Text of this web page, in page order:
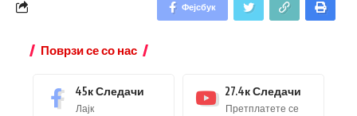
Фејсбук
Поврзи се со нас
45кСледачи
Лајк
27.4кСледачи
Претплатете се